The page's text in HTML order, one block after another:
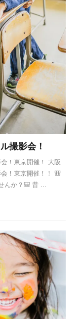
撮影会！
！東京開催！ 大阪
！東京開催！！ 🎒
んか？🎒 昔 ...